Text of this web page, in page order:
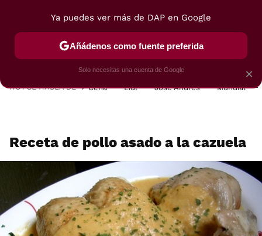
POSTRES VIAJES SELECCIÓN VEGUI
HOY SE HABLA DE Cena Lidl José Andrés Mundial
Receta de pollo asado a la cazuela
×
Ya puedes ver más de DAP en Google
Añádenos como fuente preferida
Solo necesitas una cuenta de Google